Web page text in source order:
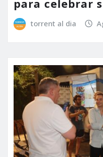
para celebrar
torrent al dia